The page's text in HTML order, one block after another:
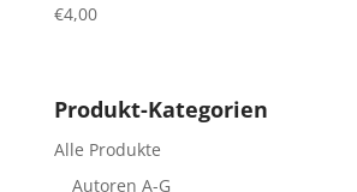
€4,00
Produkt-Kategorien
Alle Produkte
Autoren A-G